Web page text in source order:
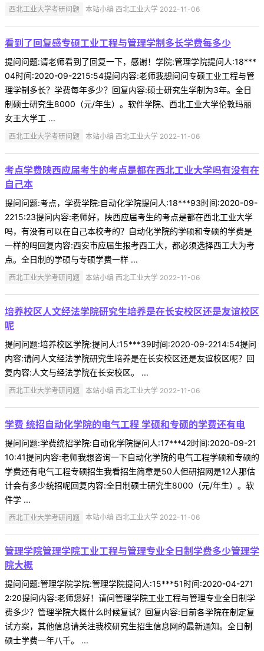
西北工业大学考研问题 本站小编 西北工业大学 2022-11-06
看到了回复感专硕工业工程与管理学制多长学费每多少
提问问题:请老师看到了回复一下，感谢！学院:管理学院提问人:18***
04时间:2020-09-2215:54提问内容:老师我想问问专硕工业工程与管
理学制多长？学费每年多少？回复内容:硕士研究生学制为3年。全日
制硕士研究生8000（元/年生）。软件学院、西北工业大学伦敦玛丽
女王大学工 ...
西北工业大学考研问题 本站小编 西北工业大学 2022-11-06
考点学费陕西应届考生的考点是都在西北工业大学吗有没有在
自己本
提问问题:考点，学费学院:自动化学院提问人:18***93时间:2020-09-
2215:23提问内容:老师好，陕西应届考生的考点是都在西北工业大学
吗，有没有可以在自己本校考的？自动化学院的学硕和专硕的学费是
一样的吗回复内容:西安市应届生报考西工大，都必须选择西工大为考
点。全日制的学硕与专硕学费一样 ...
西北工业大学考研问题 本站小编 西北工业大学 2022-11-06
培养校区人文经法学院研究生培养是在长安校区还是友谊校区
呢
提问问题:培养校区学院:提问人:15***39时间:2020-09-2214:54提问
内容:请问人文经法学院研究生培养是在长安校区还是友谊校区呢？回
复内容:人文与经法学院在长安校区。 ...
西北工业大学考研问题 本站小编 西北工业大学 2022-11-06
学费 统招自动化学院的电气工程 学硕和专硕的学费还有电
提问问题:学费统招学院:自动化学院提问人:17***42时间:2020-09-21
10:41提问内容:老师我想咨询一下自动化学院的电气工程学硕和专硕的
学费还有电气工程专硕招生我看招生简章是50人但研招网是12人那估
计会有多少统招呢回复内容:全日制硕士研究生8000（元/年生）。软
件学 ...
西北工业大学考研问题 本站小编 西北工业大学 2022-11-06
管理学院管理学院工业工程与管理专业全日制学费多少管理学
院大概
提问问题:管理学院学院:管理学院提问人:15***51时间:2020-04-271
2:20提问内容:老师您好！请问管理学院工业工程与管理专业全日制学
费多少？管理学院大概什么时候复试？回复内容:目前各学院在制定复
试方案，其他信息请关注我校研究生招生信息网的最新通知。全日制
硕士学费一年八千。 ...